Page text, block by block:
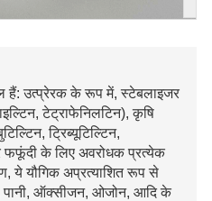
हैं: उत्प्रेरक के रूप में, स्टेबलाइजर
टेट्राफेनिलटिन), कृषि
ट्रिब्यूटिल्टिन,
फफूंदी के लिए अवरोधक प्रत्येक
ये यौगिक अप्रत्याशित रूप से
पानी, ऑक्सीजन, ओजोन, आदि के